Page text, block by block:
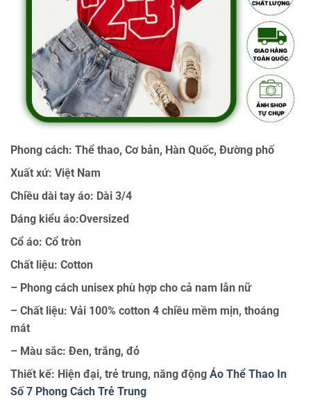
Phong cách: Thể thao, Cơ bản, Hàn Quốc, Đường phố
Xuất xứ: Việt Nam
Chiều dài tay áo: Dài 3/4
Dáng kiểu áo:Oversized
Cổ áo: Cổ tròn
Chất liệu: Cotton
– Phong cách unisex phù hợp cho cả nam lẫn nữ
– Chất liệu: Vải 100% cotton 4 chiều mềm mịn, thoáng
mát
– Màu sắc: Đen, trắng, đỏ
Thiết kế: Hiện đại, trẻ trung, năng động Áo Thể Thao In
Số 7 Phong Cách Trẻ Trung